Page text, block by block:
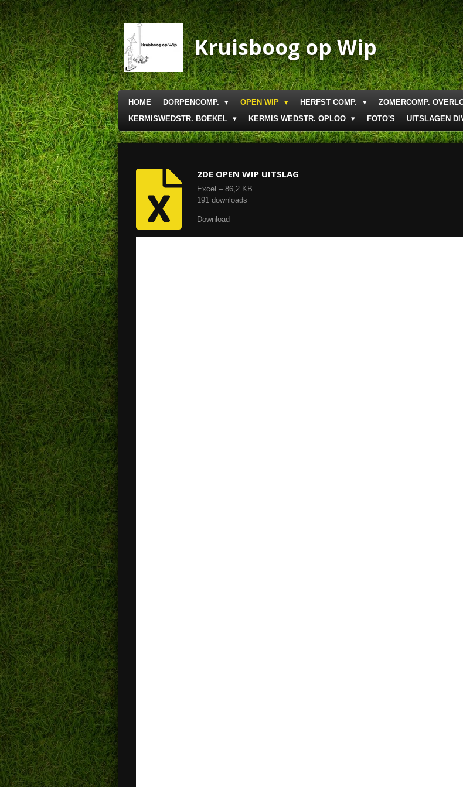
Ga
direct
naar
de
hoofdinhoud
Kruisboog op Wip
HOME DORPENCOMP. OPEN WIP HERFST COMP. ZOMERCOMP.
KERMISWEDSTR. BOEKEL
KERMIS WEDSTR. OPLOO FOTO'S UITSLAGEN
2DE OPEN WIP UITSLAG
Excel – 86,2 KB
191 downloads
Download